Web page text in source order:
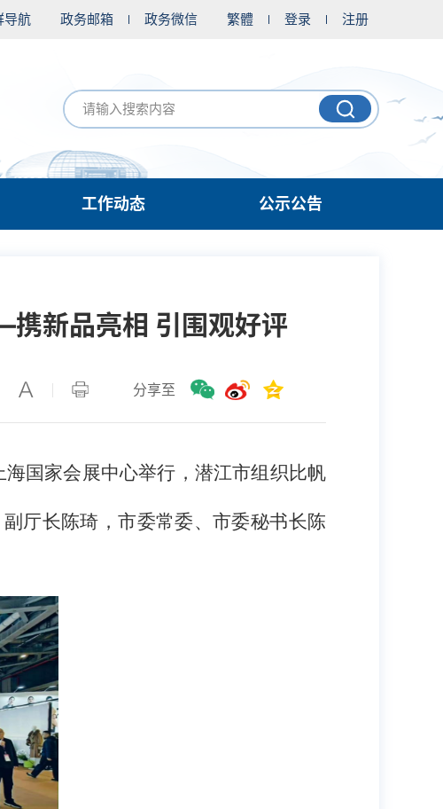
导航 政务邮箱 政务微信 繁體 登录 注册
工作动态 公示公告
新品亮相 引围观好评
分享至
国家会展中心举行，潜江市组织比帆
厅长陈琦，市委常委、市委秘书长陈